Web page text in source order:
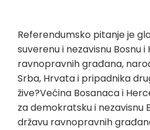
Referendumsko pitanje je
suverenu i nezavisnu Bosnu
ravnopravnih građana,
Srba, Hrvata i pripadnika
žive?Većina Bosanaca i
za demokratsku i nezavisnu
državu ravnopravnih